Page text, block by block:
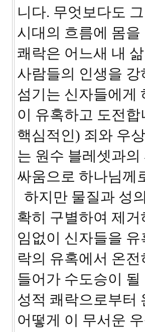
니다. 무엇보다도
시대의 흐름에 몸
쾌락은 어느새 내
사람들의 인생을
섬기는 신자들에게
이 유혹하고 도전
핵심적인) 죄와 우
는 원수 블레셋과
싸움으로 하나님께
하지만 물질과 성
확히 구별하여 제
임없이 신자들을
락의 유혹에서 온
들어가 수도승이
성적 쾌락으로부터
어떻게 이 무서운